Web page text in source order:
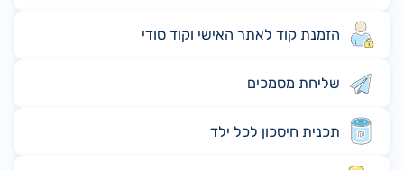
הזמנת קוד לאתר האישי וקוד סודי
שליחת מסמכים
תכנית חיסכון לכל ילד